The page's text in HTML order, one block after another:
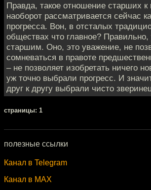
Правда, такое отношение старших
наоборот рассматривается сейчас
прогресса. Вон, в отсталых
обществах что главное? Правильно,
старшим. Оно, это уважение, не
сомневаться в правоте
– не позволяет изобретать ничего
уж точно выбрали прогресс. И
друг к другу выбрали чисто
cтраницы: 1
полезные ссылки
Канал в Telegram
Канал в MAX